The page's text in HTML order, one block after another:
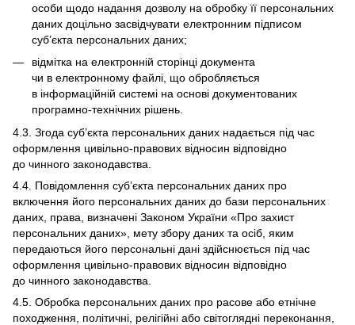
особи щодо надання дозволу на обробку її персональних
даних доцільно засвідчувати електронним підписом
суб’єкта персональних даних;
відмітка на електронній сторінці документа
чи в електронному файлі, що обробляється
в інформаційній системі на основі документованих
програмно-технічних рішень.
4.3. Згода суб’єкта персональних даних надається під час
оформлення цивільно-правових відносин відповідно
до чинного законодавства.
4.4. Повідомлення суб’єкта персональних даних про
включення його персональних даних до бази персональних
даних, права, визначені Законом України «Про захист
персональних даних», мету збору даних та осіб, яким
передаються його персональні дані здійснюється під час
оформлення цивільно-правових відносин відповідно
до чинного законодавства.
4.5. Обробка персональних даних про расове або етнічне
походження, політичні, релігійні або світоглядні переконання,